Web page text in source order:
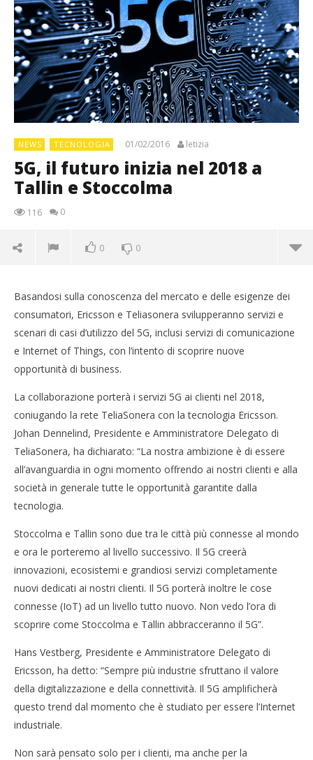
NEWS TECNOLOGIA 01/02/2016 letizia
5G, il futuro inizia nel 2018 a
Tallin e Stoccolma
116 0
0 0
NOW VIEWING
5G, il futuro inizia nel 2018 a Tallin e Stoccolma
01/02/2016
Basandosi sulla conoscenza del mercato e delle esigenze dei
consumatori, Ericsson e Teliasonera svilupperanno servizi e
scenari di casi d’utilizzo del 5G, inclusi servizi di comunicazione
e Internet of Things, con l’intento di scoprire nuove
opportunità di business.
La collaborazione porterà i servizi 5G ai clienti nel 2018,
coniugando la rete TeliaSonera con la tecnologia Ericsson.
Johan Dennelind, Presidente e Amministratore Delegato di
TeliaSonera, ha dichiarato: “La nostra ambizione è di essere
all’avanguardia in ogni momento offrendo ai nostri clienti e alla
società in generale tutte le opportunità garantite dalla
tecnologia.
Stoccolma e Tallin sono due tra le città più connesse al mondo
e ora le porteremo al livello successivo. Il 5G creerà
innovazioni, ecosistemi e grandiosi servizi completamente
nuovi dedicati ai nostri clienti. Il 5G porterà inoltre le cose
connesse (IoT) ad un livello tutto nuovo. Non vedo l’ora di
scoprire come Stoccolma e Tallin abbracceranno il 5G”.
Hans Vestberg, Presidente e Amministratore Delegato di
Ericsson, ha detto: “Sempre più industrie sfruttano il valore
della digitalizzazione e della connettività. Il 5G amplificherà
questo trend dal momento che è studiato per essere l’Internet
industriale.
Non sarà pensato solo per i clienti, ma anche per la